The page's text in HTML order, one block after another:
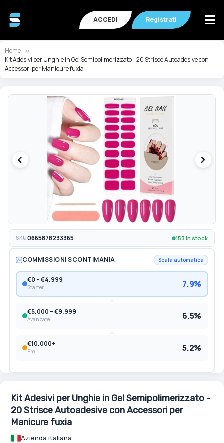
ACCEDI Registrati
Home
Kit Adesivi per Unghie in Gel Semipolimerizzato - 20 Strisce Autoadesive con
Accessori per Manicure fuxia
Vai
immagini
Vai
SKU0665878233365 153 in stock
COMMISSIONI SCONTIMANIA Scala automatica
€0 – €4.999
Starter 7.9%
€5.000 – €9.999
Avanzate 6.5%
€10.000+
Pro 5.2%
Kit Adesivi per Unghie in Gel Semipolimerizzato -
20 Strisce Autoadesive con Accessori per
Manicure fuxia
Azienda italiana